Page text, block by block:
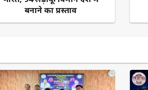
बनाने का प्रस्ताव